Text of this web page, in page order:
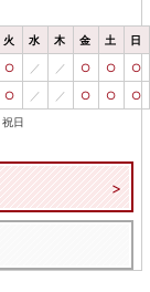
火 水 木 金 土 日
○ ／ ／ ○ ○ ○
○ ／ ／ ○ ○ ○
日